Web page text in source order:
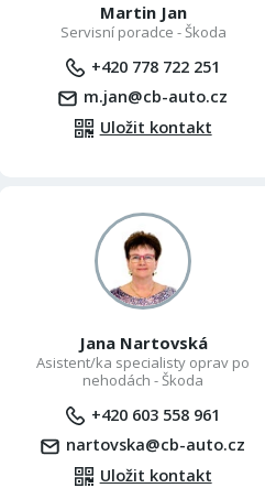
Martin Jan
Servisní poradce - Škoda
+420 778 722 251
m.jan@cb-auto.cz
Uložit kontakt
Jana Nartovská
Asistent/ka specialisty oprav po
nehodách - Škoda
+420 603 558 961
nartovska@cb-auto.cz
Uložit kontakt